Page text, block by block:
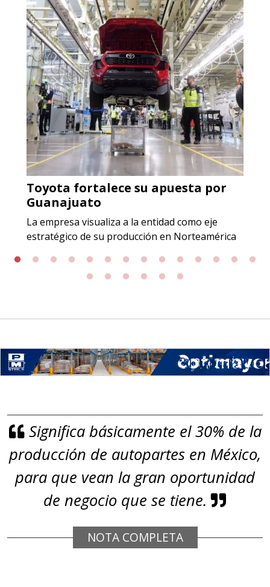
Especificaciones:
Requisitos: Garantizar composición
química y origen adecuados
(especialmente para grafito) y
contar con sistemas de calidad y
gestión ambiental.
Aplicar al Requerimiento
Empresa en Jalisco
Requiere:
ACERO INOXIDABLE
Especificaciones:
Incluyendo grado 304. Requisitos:
Empresa en Jalisco
GRAFITO LAMINADO EN
ROLLO
Especificaciones:
Requisitos: Garantizar composición
química y origen adecuados
(especialmente para grafito) y
gestión ambiental.
Toyota fortalece su apuesta por
Guanajuato
La empresa visualiza a la entidad como eje
estratégico de su producción en Norteamérica
Significa básicamente el 30% de la
producción de autopartes en México,
para que vean la gran oportunidad
de negocio que se tiene.
NOTA COMPLETA